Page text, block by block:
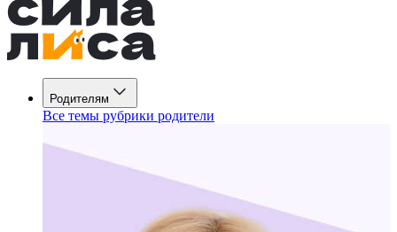
Родителям
Все темы рубрики родители